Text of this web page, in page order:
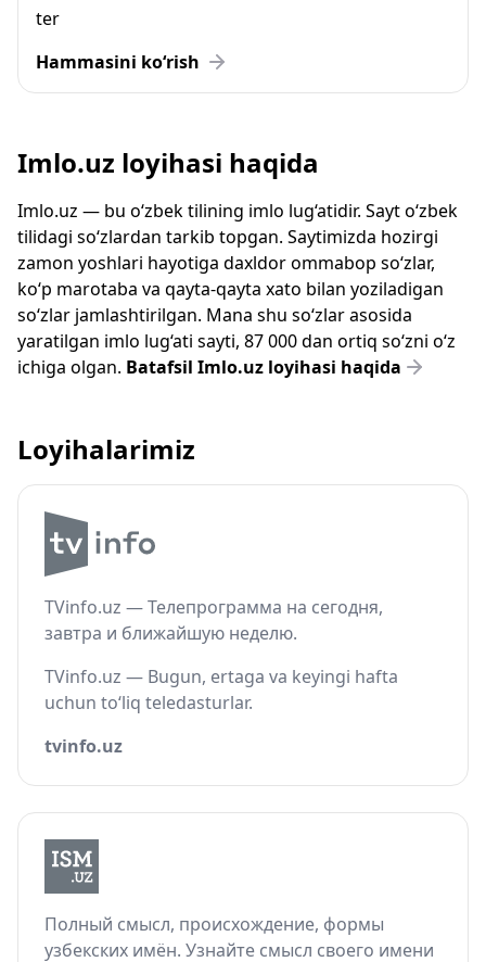
ter
Hammasini ko‘rish
Imlo.uz loyihasi haqida
Imlo.uz — bu o‘zbek tilining imlo lug‘atidir. Sayt o‘zbek
tilidagi so‘zlardan tarkib topgan. Saytimizda hozirgi
zamon yoshlari hayotiga daxldor ommabop so‘zlar,
ko‘p marotaba va qayta-qayta xato bilan yoziladigan
so‘zlar jamlashtirilgan. Mana shu so‘zlar asosida
yaratilgan imlo lug‘ati sayti, 87 000 dan ortiq so‘zni o‘z
ichiga olgan. Batafsil Imlo.uz loyihasi haqida
Loyihalarimiz
TVinfo.uz — Телепрограмма на сегодня,
завтра и ближайшую неделю.
TVinfo.uz — Bugun, ertaga va keyingi hafta
uchun to‘liq teledasturlar.
tvinfo.uz
Полный смысл, происхождение, формы
узбекских имён. Узнайте смысл своего имени